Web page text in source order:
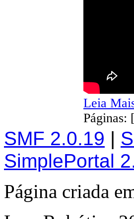
Leia
Páginas: [
SMF 2.0.19 |
SimplePortal
Página criada